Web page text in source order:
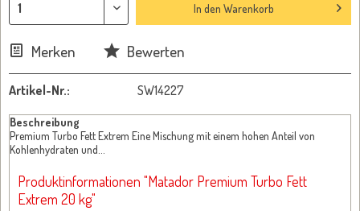
In den Warenkorb
Merken Bewerten
Artikel-Nr.: SW14227
Beschreibung
Premium Turbo Fett Extrem Eine Mischung mit einem hohen Anteil von
Kohlenhydraten und...
Produktinformationen "Matador Premium Turbo Fett
Extrem 20 kg"